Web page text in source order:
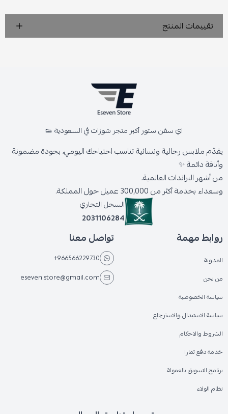
تقييمات المنتج
اي سفن ستور أكبر متجر شوزات في السعودية 👟
يقدّم ملابس رجالية ونسائية تناسب احتياجك اليومي، بجودة مضمونة
وأناقة دائمة ✨
من أشهر البراندات العالمية،
وسعداء بخدمة أكثر من 300,000 عميل حول المملكة.
السجل التجاري
2031106284
روابط مهمة
المدونة
من نحن
سياسة الخصوصية
سياسة الاستبدال والاسترجاع
الشروط والاحكام
خدمة دفع تمارا
برنامج التسويق بالعمولة
نظام الولاء
تواصل معنا
+966566229730
eseven.store@gmail.com